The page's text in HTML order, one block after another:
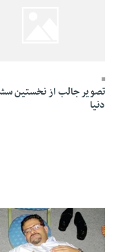
تصویر جالب از نخستین
دنیا